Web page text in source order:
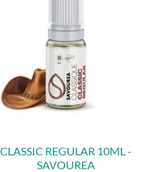
CLASSIC REGULAR 10ML -
SAVOUREA